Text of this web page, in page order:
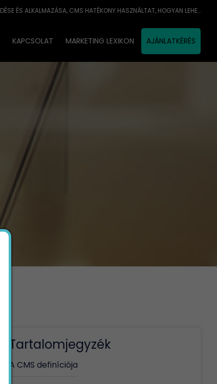
CMS DEFINÍCIÓJA, A CMS MŰKÖDÉSE ÉS ALKALMAZÁSA, CMS HATÉKONY HASZNÁLTAT, HOGYAN LEHET A CMS-T EREDMÉNYESEN ALKALMAZNI?
KAPCSOLAT MARKETING LEXIKON AJÁNLATKÉRÉS
Tartalomjegyzék
A CMS definíciója